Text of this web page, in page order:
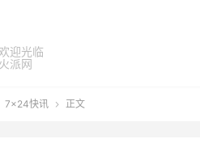
欢迎光临
火派网
7×24快讯  正文